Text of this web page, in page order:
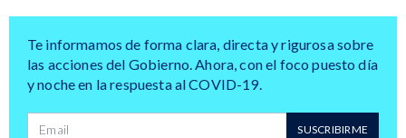
Te informamos de forma clara, directa y rigurosa sobre
las acciones del Gobierno. Ahora, con el foco puesto día
y noche en la respuesta al COVID-19.
Dirección de correo SUSCRIBIRME